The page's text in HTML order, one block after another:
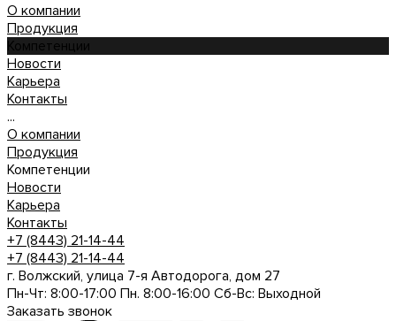
О компании
Продукция
Компетенции
Новости
Карьера
Контакты
...
О компании
Продукция
Компетенции
Новости
Карьера
Контакты
+7 (8443) 21-14-44
+7 (8443) 21-14-44
г. Волжский, улица 7-я Автодорога, дом 27
Пн-Чт: 8:00-17:00 Пн. 8:00-16:00 Cб-Вс: Выходной
Заказать звонок